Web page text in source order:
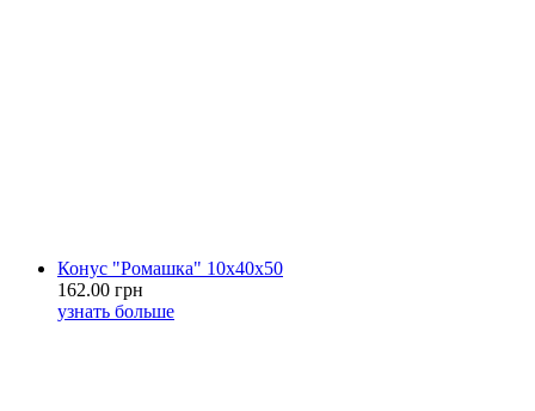
Конус "Ромашка" 10х40х50
162.00 грн
узнать больше